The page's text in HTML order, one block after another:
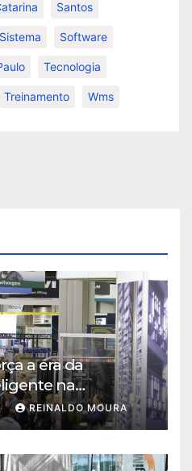
Santos
Sistema Software
Tecnologia
Treinamento Wms
a era da
na
REINALDO MOURA